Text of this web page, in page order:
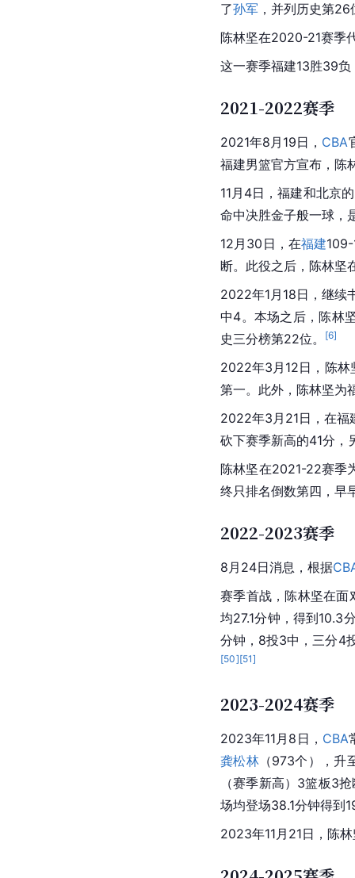
了孙军 ，并列历史第26
陈林坚在2020-21赛季
这一赛季福建13胜39负
2021-2022赛季
2021年8月19日， CBA
福建男篮官方宣布，陈
11月4日，福建和北京
命中决胜金子般一球，
12月30日，在福建
断。此役之后，陈林坚
2022年1月18日，继续
中4。本场之后，陈林
史三分榜第22位。
[6]
2022年3月12日，陈林
第一。此外，陈林坚为
2022年3月21日，在福
砍下赛季新高的41分，
陈林坚在2021-22赛季
终只排名倒数第四，早
2022-2023赛季
8月24日消息，根据
赛季首战，陈林坚在面
均27.1分钟，得到10.3
分钟，8投3中，三分4
[50][51]
2023-2024赛季
2023年11月8日， CBA
龚松林（973个），升
（赛季新高）3篮板3
场均登场38.1分钟得到
2023年11月21日，陈